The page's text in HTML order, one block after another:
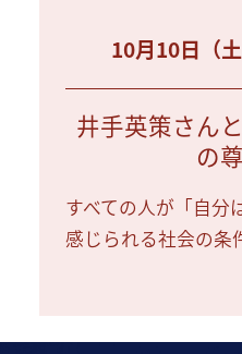
10月10日（
井手英策さん
の
すべての人が「自分
感じられる社会の条